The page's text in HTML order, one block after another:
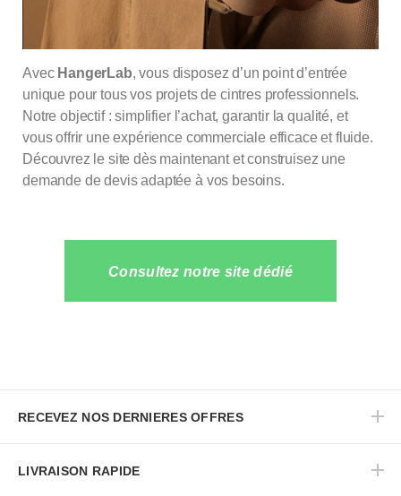
Avec HangerLab,vous disposez d’un point d’entrée
unique pour tous vos projets de cintres professionnels.
Notre objectif : simplifier l’achat, garantir la qualité, et
vous offrir une expérience commerciale efficace et fluide.
Découvrez le site dès maintenant et construisez une
demande de devis adaptée à vos besoins.
Consultez notre site dédié
RECEVEZ NOS DERNIERES OFFRES
LIVRAISON RAPIDE